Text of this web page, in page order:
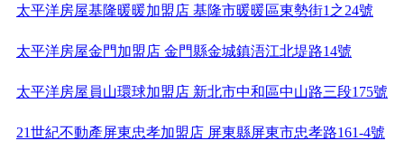
太平洋房屋基隆暖暖加盟店 基隆市暖暖區東勢街1之24號
太平洋房屋金門加盟店 金門縣金城鎮浯江北堤路14號
太平洋房屋員山環球加盟店 新北市中和區中山路三段175號
21世紀不動產屏東忠孝加盟店 屏東縣屏東市忠孝路161-4號